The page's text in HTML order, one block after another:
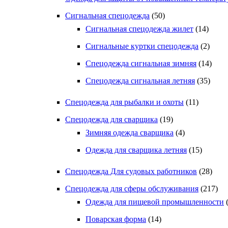
Сигнальная спецодежда (50)
Сигнальная спецодежда жилет (14)
Сигнальные куртки спецодежда (2)
Спецодежда сигнальная зимняя (14)
Спецодежда сигнальная летняя (35)
Спецодежда для рыбалки и охоты (11)
Спецодежда для сварщика (19)
Зимняя одежда сварщика (4)
Одежда для сварщика летняя (15)
Спецодежда Для судовых работников (28)
Спецодежда для сферы обслуживания (217)
Одежда для пищевой промышленности
Поварская форма (14)